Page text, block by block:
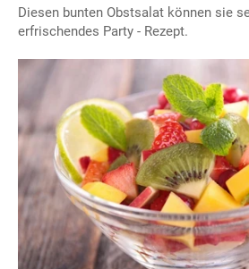
Diesen bunten Obstsalat können sie
erfrischendes Party - Rezept.